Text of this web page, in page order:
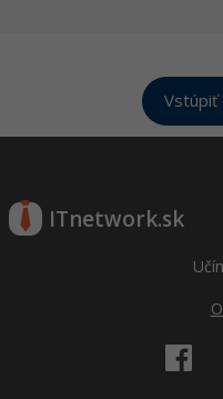
Vstúpiť
ITnetwork.sk